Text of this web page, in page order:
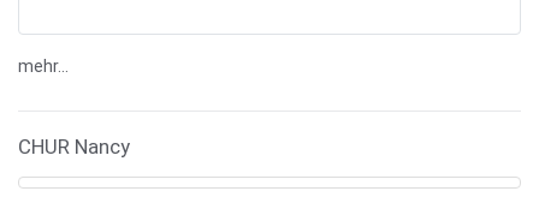
mehr...
CHUR Nancy